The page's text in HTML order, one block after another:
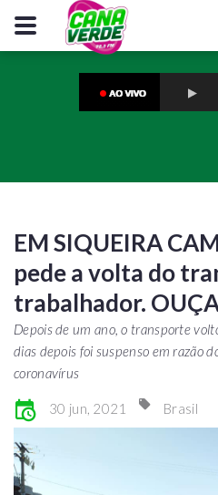
EM SIQUEIRA
pede a volta do
trabalhador.
Depois de um ano, o transporte
dias depois foi suspenso em razão
coronavírus
30 jun, 2021 Brasil